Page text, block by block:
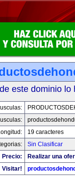
este dominio lo
19 caracteres
Sin Clasificar
Precio:
Realizar una
Visitar!